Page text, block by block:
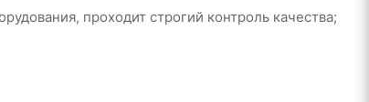
проходит строгий контроль качества;